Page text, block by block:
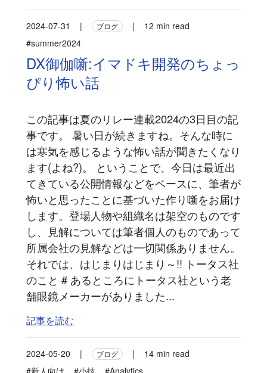
2024-07-31 | ブログ |
12 min read
#summer2024
DX御伽噺:イマドキ開発のちょっ
ぴり怖い話
この記事は夏のリレー連載2024の3日目の記
事です。 暑い日が続きますね。そんな時に
は寒気を感じるような怖い話が聞きたくなり
ます(よね?)。 ということで、今日は最近出
てきている公開情報などをベースに、筆者が
怖いと思ったことに基づいた作り噺をお届け
します。登場人物や組織名は架空のものです
し、見解については筆者個人のものであって
所属会社の見解などは一切関係ありません。
それでは、はじまりはじまり～!! トータス社
のこと # あるところにトータス社という老
舗眼鏡メーカーがありました...
記事を読む
2024-05-20 | ブログ |
14 min read
#新人向け
#小技 #Analytics